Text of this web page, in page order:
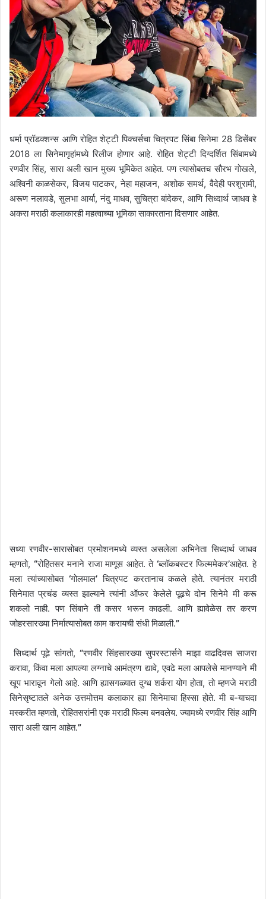
धर्मा प्रॉडक्शन्स आणि रोहित शेट्टी पिक्चर्सचा चित्रपट सिंबा सिनेमा 28 डिसेंबर
2018 ला सिनेमागृहांमध्ये रिलीज होणार आहे. रोहित शेट्टी दिग्दर्शित सिंबामध्ये
रणवीर सिंह, सारा अली खान मुख्य भूमिकेत आहेत. पण त्यासोबतच सौरभ गोखले,
अश्विनी काळसेकर, विजय पाटकर, नेहा महाजन, अशोक समर्थ, वैदेही परशुरामी,
अरूण नलावडे, सुलभा आर्या, नंदु माधव, सुचित्रा बांदेकर, आणि सिध्दार्थ जाधव हे
अकरा मराठी कलाकारही महत्वाच्या भूमिका साकारताना दिसणार आहेत.
सध्या रणवीर-सारासोबत प्रमोशनमध्ये व्यस्त असलेला अभिनेता सिध्दार्थ जाधव
म्हणतो, “रोहितसर मनाने राजा माणूस आहेत. ते ‘ब्लॉकबस्टर फिल्ममेकर’आहेत. हे
मला त्यांच्यासोबत ‘गोलमाल’चित्रपट करतानाच कळले होते. त्यानंतर मराठी
सिनेमात प्रचंड व्यस्त झाल्याने त्यांनी ऑफर केलेले पूढचे दोन सिनेमे मी करू
शकलो नाही. पण सिंबाने ती कसर भरून काढली. आणि ह्यावेळेस तर करण
जोहरसारख्या निर्मात्यासोबत काम करायची संधी मिळाली.”
सिध्दार्थ पूढे सांगतो, “रणवीर सिंहसारख्या सुपरस्टार्सने माझा वाढदिवस साजरा
करावा, किंवा मला आपल्या लग्नाचे आमंत्रण द्यावे, एवढे मला आपलेसे मानण्याने मी
खूप भारावून गेलो आहे. आणि ह्यासगळ्यात दुग्ध शर्करा योग होता, तो म्हणजे मराठी
सिनेसृष्टातले अनेक उत्तमोत्तम कलाकार ह्या सिनेमाचा हिस्सा होते. मी ब-याचदा
मस्करीत म्हणतो, रोहितसरांनी एक मराठी फिल्म बनवलेय. ज्यामध्ये रणवीर सिंह आणि
सारा अली खान आहेत.”